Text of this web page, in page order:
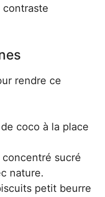
contraste
rendre ce
coco à la place
sucré
nature.
petit beurre